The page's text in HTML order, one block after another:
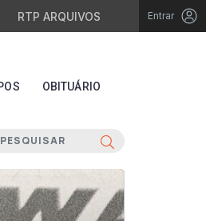
RTP ARQUIVOS Entrar
OBITUÁRIO